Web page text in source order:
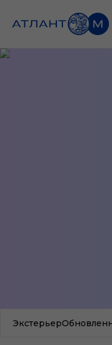
Экстерьер